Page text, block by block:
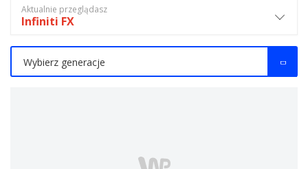
Aktualnie przeglądasz
Infiniti FX
Wybierz generacje